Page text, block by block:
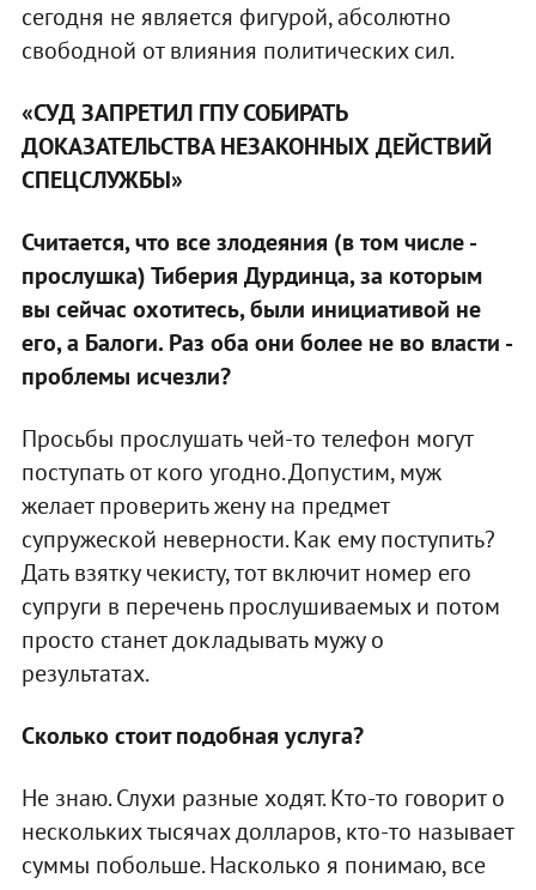
сегодня не является фигурой, абсолютно
свободной от влияния политических сил.
«СУД ЗАПРЕТИЛ ГПУ СОБИРАТЬ
ДОКАЗАТЕЛЬСТВА НЕЗАКОННЫХ ДЕЙСТВИЙ
СПЕЦСЛУЖБЫ»
Считается, что все злодеяния (в том числе -
прослушка) Тиберия Дурдинца, за которым
вы сейчас охотитесь, были инициативой не
его, а Балоги. Раз оба они более не во власти -
проблемы исчезли?
Просьбы прослушать чей-то телефон могут
поступать от кого угодно. Допустим, муж
желает проверить жену на предмет
супружеской неверности. Как ему поступить?
Дать взятку чекисту, тот включит номер его
супруги в перечень прослушиваемых и потом
просто станет докладывать мужу о
результатах.
Сколько стоит подобная услуга?
Не знаю. Слухи разные ходят. Кто-то говорит о
нескольких тысячах долларов, кто-то называет
суммы побольше. Насколько я понимаю, все